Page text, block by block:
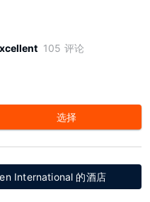
105 评论
选择
International 的酒店